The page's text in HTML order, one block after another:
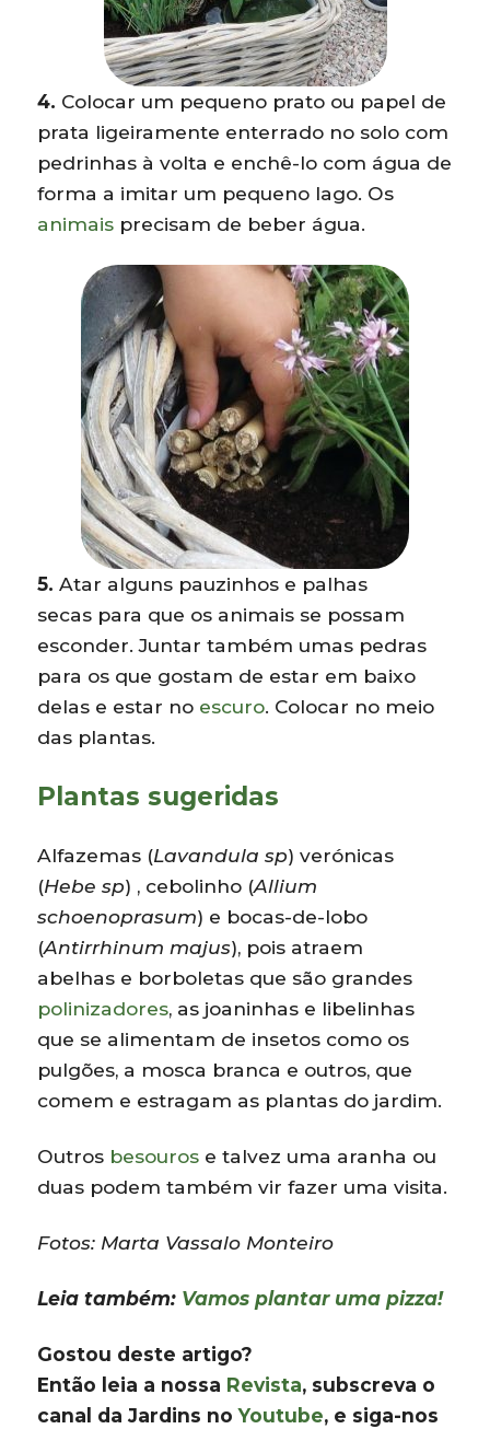
4. Colocar um pequeno prato ou papel de
prata ligeiramente enterrado no solo com
pedrinhas à volta e enchê-lo com água de
forma a imitar um pequeno lago. Os
animais precisam de beber água.
5. Atar alguns pauzinhos e palhas
secas para que os animais se possam
esconder. Juntar também umas pedras
para os que gostam de estar em baixo
delas e estar no escuro. Colocar no meio
das plantas.
Plantas sugeridas
Alfazemas (Lavandula sp) verónicas
(Hebe sp) , cebolinho (Allium
schoenoprasum) e bocas-de-lobo
(Antirrhinum majus), pois atraem
abelhas e borboletas que são grandes
polinizadores, as joaninhas e libelinhas
que se alimentam de insetos como os
pulgões, a mosca branca e outros, que
comem e estragam as plantas do jardim.
Outros besouros e talvez uma aranha ou
duas podem também vir fazer uma visita.
Fotos: Marta Vassalo Monteiro
Leia também: Vamos plantar uma pizza!
Gostou deste artigo?
Então leia a nossa Revista, subscreva o
canal da Jardins noYoutube, e siga-nos